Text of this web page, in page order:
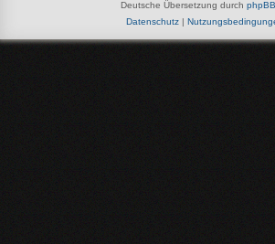
Deutsche Übersetzung durch
Datenschutz|